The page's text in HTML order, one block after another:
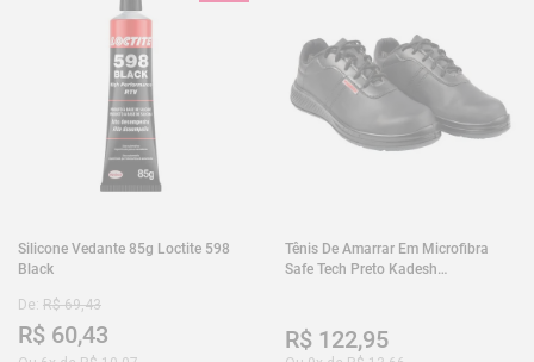
Silicone Vedante 85g Loctite 598
Black
De: R$ 69,43
R$ 60,43
Tênis De Amarrar Em Microfibra
Safe Tech Preto Kadesh
R$ 122,95